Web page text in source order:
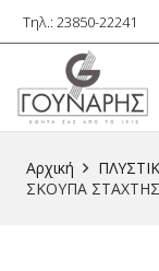
Τηλ.: 23850-22241
Αρχική
ΣΚΟΥΠΑ ΣΤΑΧΤΗΣ